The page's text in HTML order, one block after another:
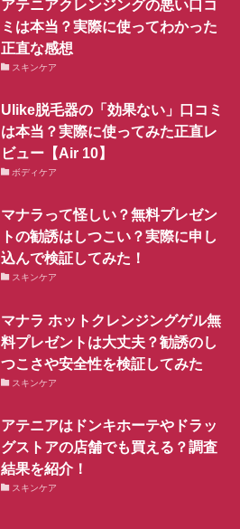
アテニアクレンジングの悪い口コ
ミは本当？実際に使ってわかった
正直な感想
スキンケア
Ulike脱毛器の「効果ない」口コミ
は本当？実際に使ってみた正直レ
ビュー【Air 10】
ボディケア
マナラって怪しい？無料プレゼン
トの勧誘はしつこい？実際に申し
込んで検証してみた！
スキンケア
マナラ ホットクレンジングゲル無
料プレゼントは大丈夫？勧誘のし
つこさや安全性を検証してみた
スキンケア
アテニアはドンキホーテやドラッ
グストアの店舗でも買える？調査
結果を紹介！
スキンケア